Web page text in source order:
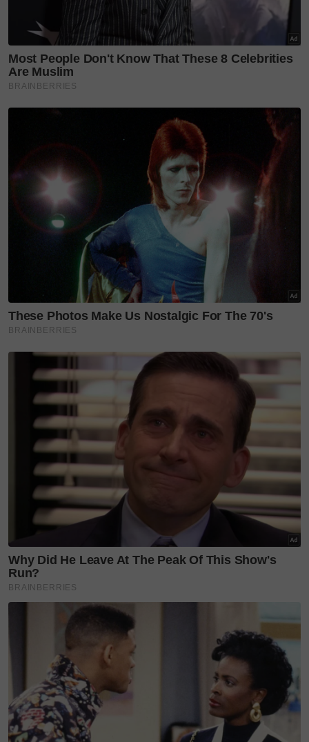
Foto: Maahad Tahfiz Al Fateh
Dalam pada itu, guru berkenaan turut berkongsi
keperibadian Tengku Umayr sangat menjaga adab
Malah, anak muda itu saling
berpesan-pesan agar menjaga
al-Quran, tidak bermaksiat
agar memori bacaan tidak
mudah 'hilang' dan cepat lupa.
Memiliki sistem sokongan yang kukuh yang terdiri
daripada ibu bapa dan guru juga adalah resipi
kejayaan remaja itu.
"Sepanjang pengamatan saya, saya lihat support
system yang kuat antara formula kejayaannya.
Kombinasi guru hafazan yang sangat komited
ditambah mentor atau naqib usrah kerap
menjelaskan hala tuju dakwah, akhlak, cara berfikir,
biah dakwah dan tarbiyah di maahad menjadi
formula terbaik kejayaan.
"Ibu ayahnya pun orang soleh Alhamdulillah.
ALLAH berkuasa memilih mana-mana hamba-
NYA untuk menjadi teman rapat al-Quran," titip
Dalam temu bual bersama stesen radio Era FM,
Tengku Umayr yang mula menghafal al-Quran pada
usia 12 tahun berkongsi mahu tadabbur kitab suci
itu dan fokus membuat pesediaan menghadapi
peperiksaan Sijil Pelajaran Malaysia selepas ini.